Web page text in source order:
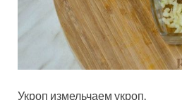
Укроп измельчаем укроп.